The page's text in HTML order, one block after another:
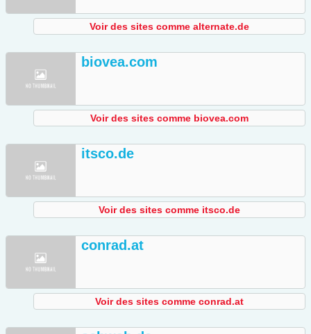
Voir des sites comme alternate.de
biovea.com
Voir des sites comme biovea.com
itsco.de
Voir des sites comme itsco.de
conrad.at
Voir des sites comme conrad.at